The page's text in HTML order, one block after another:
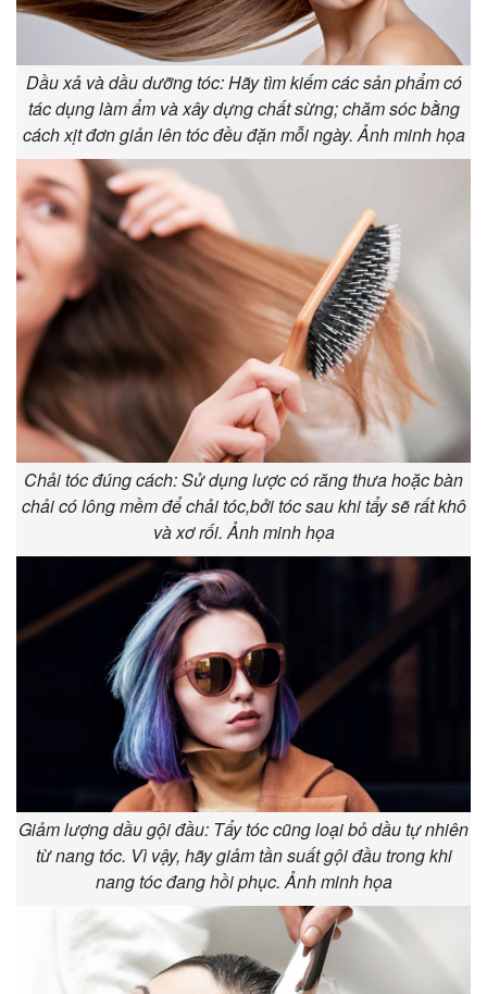
Giá cà phê
Quân sự - Quốc phòng
Vũ khí
Việt Nam
Phân tích
Dầu xả và dầu dưỡng tóc: Hãy tìm kiếm các sản phẩm có
tác dụng làm ẩm và xây dựng chất sừng; chăm sóc bằng
cách xịt đơn giản lên tóc đều đặn mỗi ngày. Ảnh minh họa
Chải tóc đúng cách: Sử dụng lược có răng thưa hoặc bàn
chải có lông mềm để chải tóc,bởi tóc sau khi tẩy sẽ rất khô
và xơ rối. Ảnh minh họa
Giảm lượng dầu gội đầu: Tẩy tóc cũng loại bỏ dầu tự nhiên
từ nang tóc. Vì vậy, hãy giảm tần suất gội đầu trong khi
nang tóc đang hồi phục. Ảnh minh họa